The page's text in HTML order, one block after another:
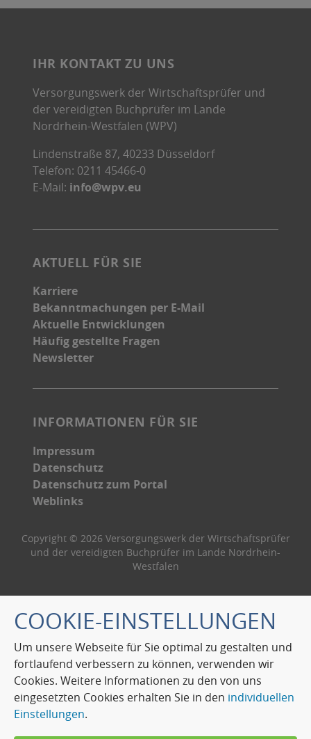
INFORMATIONEN FÜR SIE
Impressum
Datenschutz
Datenschutz zum Portal
Weblinks
AKTUELL FÜR SIE
Karriere
Bekanntmachungen per E-Mail
Aktuelle Entwicklungen
Häufig gestellte Fragen
Newsletter
IHR KONTAKT ZU UNS
Versorgungswerk der Wirtschaftsprüfer und
der vereidigten Buchprüfer im Lande
Nordrhein-Westfalen (WPV)
Lindenstraße 87, 40233 Düsseldorf
Telefon: 0211 45466-0
E-Mail: info@wpv.eu
Copyright © 2026 Versorgungswerk der Wirtschaftsprüfer
und der vereidigten Buchprüfer im Lande Nordrhein-
Westfalen
COOKIE-EINSTELLUNGEN
Um unsere Webseite für Sie optimal zu gestalten und
fortlaufend verbessern zu können, verwenden wir
Cookies. Weitere Informationen zu den von uns
eingesetzten Cookies erhalten Sie in den individuellen
Einstellungen.